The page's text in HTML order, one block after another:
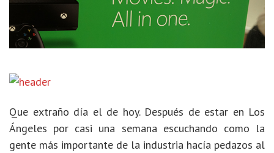
Que extraño día el de hoy. Después de estar en Los
Ángeles por casi una semana escuchando como la
gente más importante de la industria hacía pedazos al